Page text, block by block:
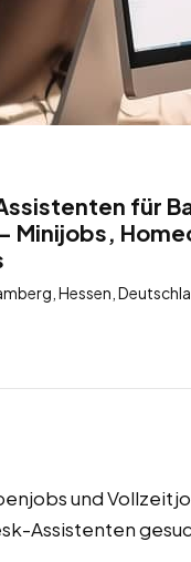
für
Minijobs,
Hessen,
und
Assistenten